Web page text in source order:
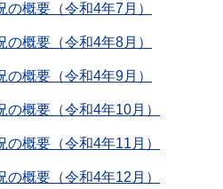
概要（令和4年7月）
概要（令和4年8月）
概要（令和4年9月）
概要（令和4年10月）
概要（令和4年11月）
概要（令和4年12月）